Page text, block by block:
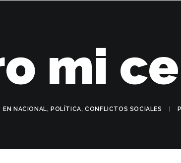
mi
EN NACIONAL, POLÍTICA,CONFLICTOS SOCIALES